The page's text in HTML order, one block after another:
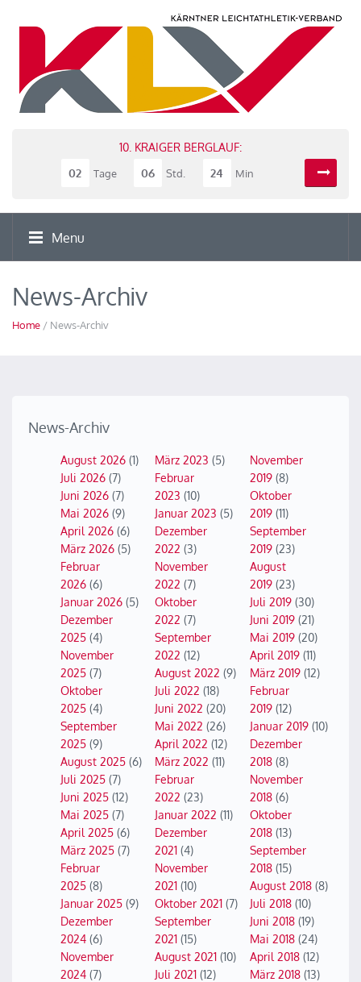
10. KRAIGER BERGLAUF:
02
Tage 06 Std. 24 Min
Menu
News-Archiv
Home / News-Archiv
News-Archiv
August 2026 (1)
Juli 2026 (7)
Juni 2026 (7)
Mai 2026 (9)
April 2026 (6)
März 2026 (5)
Februar
2026 (6)
Januar 2026 (5)
Dezember
2025 (4)
November
2025 (7)
Oktober
2025 (4)
September
2025 (9)
August 2025 (6)
Juli 2025 (7)
Juni 2025 (12)
Mai 2025 (7)
April 2025 (6)
März 2025 (7)
Februar
2025 (8)
Januar 2025 (9)
Dezember
2024 (6)
November
2024 (7)
März 2023 (5)
Februar
2023 (10)
Januar 2023 (5)
Dezember
2022 (3)
November
2022 (7)
Oktober
2022 (7)
September
2022 (12)
August 2022 (9)
Juli 2022 (18)
Juni 2022 (20)
Mai 2022 (26)
April 2022 (12)
März 2022 (11)
Februar
2022 (23)
Januar 2022 (11)
Dezember
2021 (4)
November
2021 (10)
Oktober 2021 (7)
September
2021 (15)
August 2021 (10)
Juli 2021 (12)
November
2019(8)
Oktober
2019(11)
September
2019(23)
August
2019(23)
Juli 2019(30)
Juni 2019(21)
Mai 2019(20)
April 2019(11)
März 2019(12)
Februar
2019(12)
Januar 2019(10)
Dezember
2018(8)
November
2018(6)
Oktober
2018(13)
September
2018(15)
August 2018(8)
Juli 2018(10)
Juni 2018(19)
Mai 2018(24)
April 2018(12)
März 2018(13)